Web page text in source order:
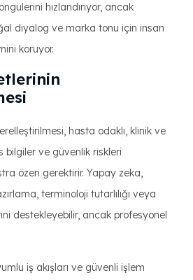
hızlandırıyor, ancak
diyalog ve marka tonu için insan
koruyor.
hasta odaklı, klinik ve
bilgiler ve güvenlik riskleri
özen gerektirir. Yapay zeka,
terminoloji tutarlılığı veya
destekleyebilir, ancak profesyonel
iş akışları ve güvenli işlem